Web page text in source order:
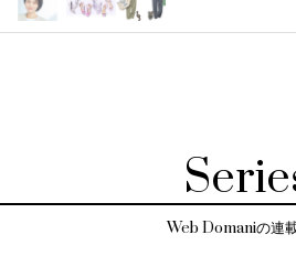
Web Domaniの連